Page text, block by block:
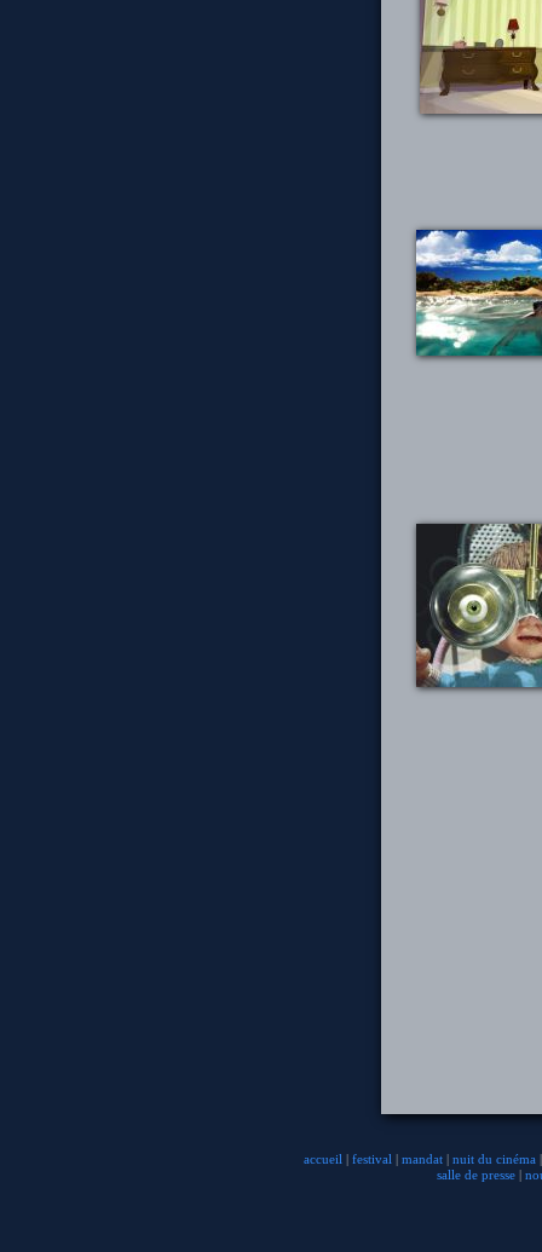
accueil | festival | mandat | nuit du cinéma |
salle de presse |